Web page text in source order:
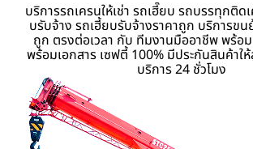
บริการรถเครนให้เช่า รถเฮี๊ยบ รถบรรทุกติดเ
บรับจ้าง รถเฮี้ยบรับจ้างราคาถูก บริการขน
ถูก ตรงต่อเวลา กับ ทีมงานมืออาชีพ พร้อ
พร้อมเอกสาร เซฟตี้ 100% มีประกันสินค้าใ
บริการ 24 ชั่วโมง